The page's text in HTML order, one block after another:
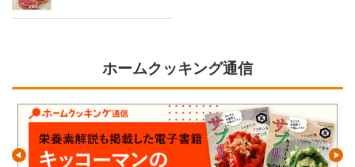
ホームクッキング通信